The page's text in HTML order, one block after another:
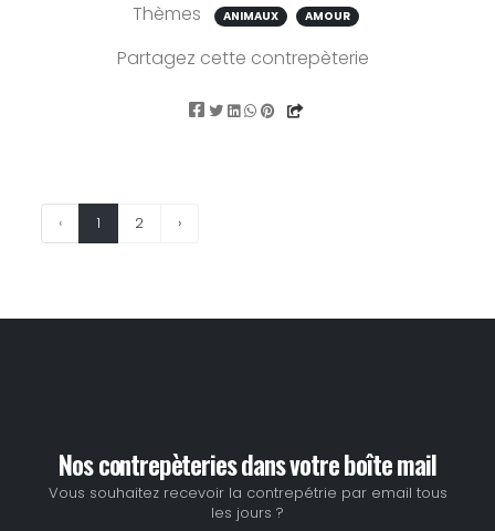
Thèmes ANIMAUX AMOUR
Partagez cette contrepèterie
‹ 1 2 ›
Nos contrepèteries dans votre boîte mail
Vous souhaitez recevoir la contrepétrie par email tous
les jours ?